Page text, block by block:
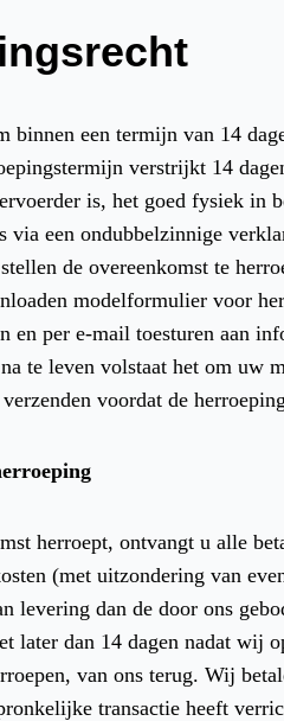
binnen een termijn van 14
verstrijkt 14
is, het goed fysiek in
via een ondubbelzinnige
de overeenkomst te
modelformulier voor
en per e-mail toesturen aan
te leven volstaat het om uw
voordat de
herroept, ontvangt u alle
(met uitzondering van
levering dan de door ons
later dan 14 dagen nadat wij
van ons terug. Wij
transactie heeft